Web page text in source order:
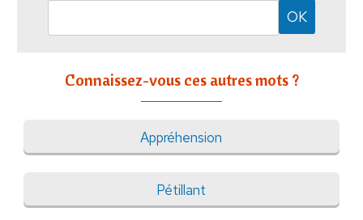
Connaissez-vous ces autres mots ?
Appréhension
Pétillant